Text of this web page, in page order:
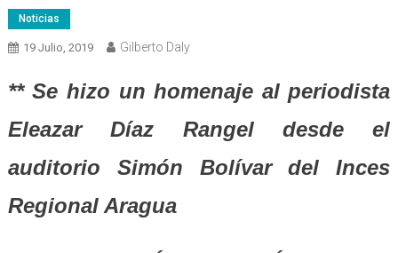
Noticias
19 Julio, 2019 Gilberto Daly
** Se hizo un homenaje al periodista
Eleazar Díaz Rangel desde el
auditorio Simón Bolívar del Inces
Regional Aragua